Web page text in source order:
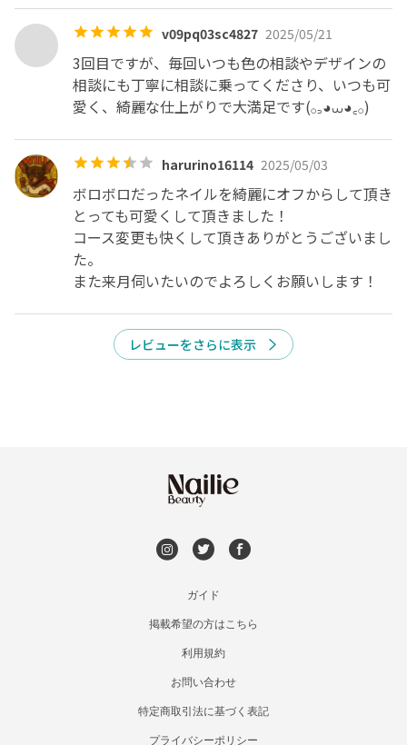
v09pq03sc4827 2025/05/21
3回目ですが、毎回いつも色の相談やデザインの
相談にも丁寧に相談に乗ってくださり、いつも可
愛く、綺麗な仕上がりで大満足です(𓂂꜆◕⩊◕꜀𓂂)
harurino16114 2025/05/03
ボロボロだったネイルを綺麗にオフからして頂き
とっても可愛くして頂きました！
コース変更も快くして頂きありがとうございまし
た。
また来月伺いたいのでよろしくお願いします！
レビューをさらに表示
ガイド
掲載希望の方はこちら
利用規約
お問い合わせ
特定商取引法に基づく表記
プライバシーポリシー